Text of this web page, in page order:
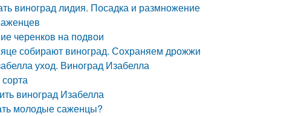
виноград лидия. Посадка и размножение
черенков на подвои
собирают виноград. Сохраняем дрожжи
уход. Виноград Изабелла
виноград Изабелла
молодые саженцы?